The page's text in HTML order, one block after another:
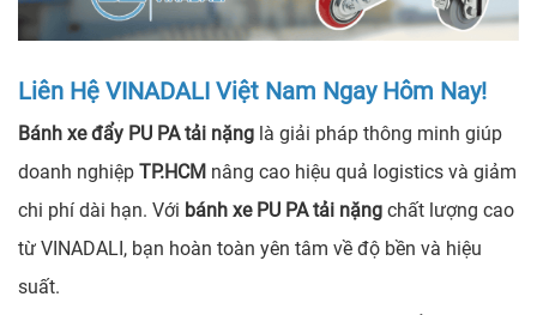
Liên Hệ VINADALI Việt Nam Ngay Hôm Nay!
Bánh xe đẩy PU PA tải nặng là giải pháp thông minh giúp
doanh nghiệp TP.HCM nâng cao hiệu quả logistics và giảm
chi phí dài hạn. Với bánh xe PU PA tải nặng chất lượng cao
từ VINADALI, bạn hoàn toàn yên tâm về độ bền và hiệu
suất.